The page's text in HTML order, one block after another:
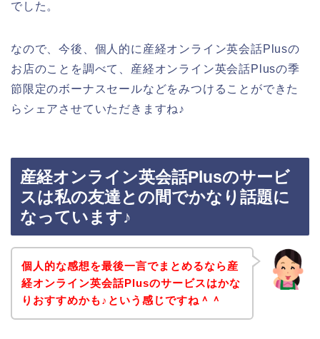
でした。
なので、今後、個人的に産経オンライン英会話Plusの
お店のことを調べて、産経オンライン英会話Plusの季
節限定のボーナスセールなどをみつけることができた
らシェアさせていただきますね♪
産経オンライン英会話Plusのサービ
スは私の友達との間でかなり話題に
なっています♪
個人的な感想を最後一言でまとめるなら産
経オンライン英会話Plusのサービスはかな
りおすすめかも♪という感じですね＾＾